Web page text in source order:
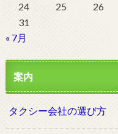
24
25 26
31
« 7月
案内
タクシー会社の選び方